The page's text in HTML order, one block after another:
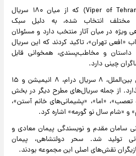
سریال «افعی تهران» (Viper of Tehran) که از میان ۱۸۰ سریال
مختلف انتخاب شده، به دلیل سبک
ویژه در میان آثار منتخب دارد و مسئولان
«افعی تهران»، تاکید کردند که این سریال
داستان و مخاطب‌پسندی، همخوانی قابل
چینی دارد.
جشنواره امسال در بخش بین‌الملل، ۸ سریال درام، ۸ انیمیشن و ۱۵
از جمله سریال‌های مطرح دیگر در بخش
«اما»، «پشیمانی‌های خانم آستن»،
و «شام سال نو گورمه» اشاره کرد.
سامان مقدم و نویسندگی پیمان معادی و
تولید شد. سحر دولتشاهی، پیمان
نقش‌های اصلی این مجموعه بودند.